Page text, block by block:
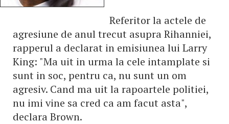
Referitor la actele de
agresiune de anul trecut asupra Rihanniei,
rapperul a declarat in emisiunea lui Larry
King: "Ma uit in urma la cele intamplate si
sunt in soc, pentru ca, nu sunt un om
agresiv. Cand ma uit la rapoartele politiei,
nu imi vine sa cred ca am facut asta",
declara Brown.